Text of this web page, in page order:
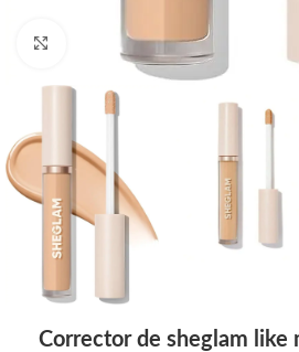
Click to enlarge
Corrector de sheglam like